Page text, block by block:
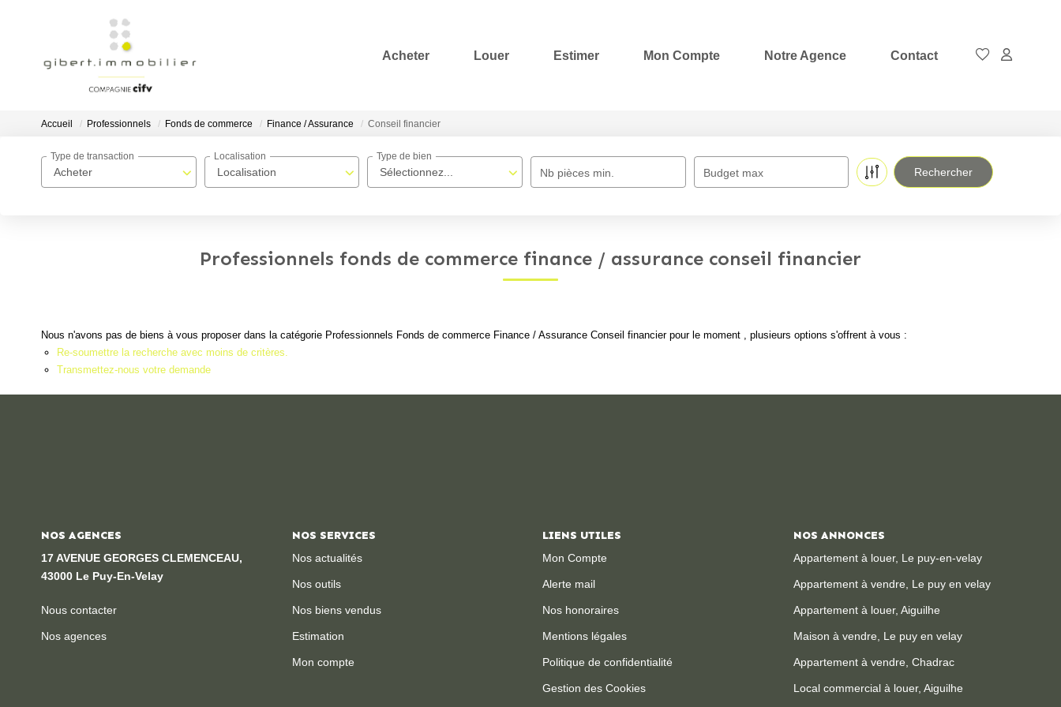
Acheter Louer Estimer Mon Compte Notre Agence Contact
Accueil Professionnels Fonds de commerce Finance / Assurance Conseil financier
Acheter
Type de transaction
Localisation
Localisation
Sélectionnez...
Type de bien
Nb pièces min. Budget max
Professionnels fonds de commerce finance / assurance conseil financier
Nous n'avons pas de biens à vous proposer dans la catégorie Professionnels Fonds de commerce Finance / Assurance Conseil financier pour le moment , plusieurs options s'offrent à vous :
Re-soumettre la recherche avec moins de critères.
Transmettez-nous votre demande
NOS AGENCES
17 AVENUE GEORGES CLEMENCEAU,
43000 Le Puy-En-Velay
Nous contacter
Nos agences
NOS SERVICES
Nos actualités
Nos outils
Nos biens vendus
Estimation
Mon compte
LIENS UTILES
Mon Compte
Alerte mail
Nos honoraires
Mentions légales
Politique de confidentialité
Gestion des Cookies
NOS ANNONCES
Appartement à louer, Le puy-en-velay
Appartement à vendre, Le puy en velay
Appartement à louer, Aiguilhe
Maison à vendre, Le puy en velay
Appartement à vendre, Chadrac
Local commercial à louer, Aiguilhe